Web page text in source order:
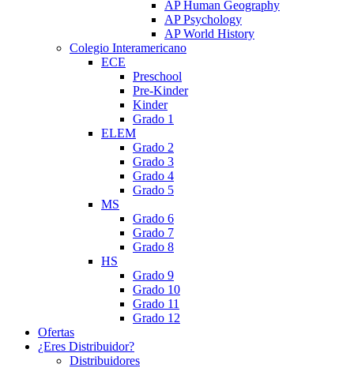
AP Human Geography
AP Psychology
AP World History
Colegio Interamericano
ECE
Preschool
Pre-Kinder
Kinder
Grado 1
ELEM
Grado 2
Grado 3
Grado 4
Grado 5
MS
Grado 6
Grado 7
Grado 8
HS
Grado 9
Grado 10
Grado 11
Grado 12
Ofertas
¿Eres Distribuidor?
Distribuidores